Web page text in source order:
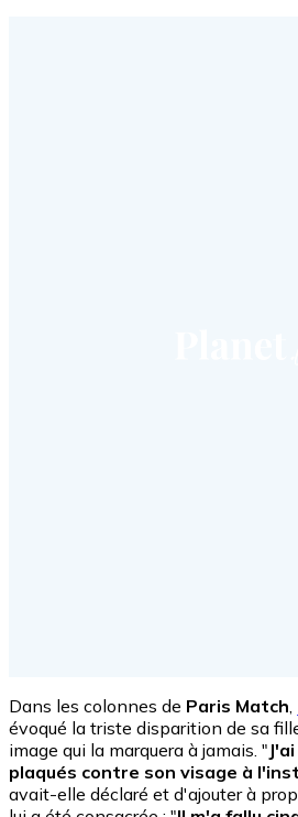
Dans les colonnes de Paris Match
évoqué la triste disparition de sa
image qui la marquera à jamais. "
plaqués contre son visage à
avait-elle déclaré et d'ajouter à